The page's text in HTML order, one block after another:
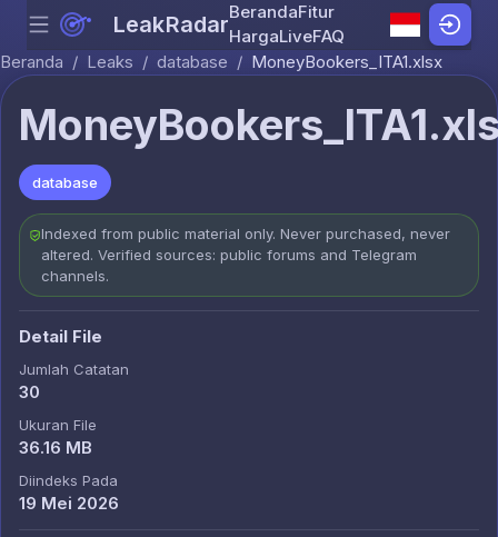
Skip to content
Menu LeakRadarBerandaFitur
HargaLiveFAQ
Beranda / Leaks / database / MoneyBookers_ITA1.xlsx
database
Indexed from public material only. Never purchased, never
altered. Verified sources: public forums and Telegram
channels.
Detail File
Jumlah Catatan
30
Ukuran File
36.16 MB
Diindeks Pada
19 Mei 2026